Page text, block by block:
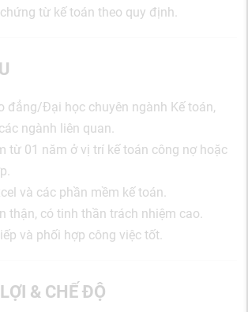
từ kế toán theo quy định.
đẳng/Đại học chuyên ngành Kế toán,
ngành liên quan.
từ 01 năm ở vị trí kế toán công nợ hoặc
và các phần mềm kế toán.
thận, có tinh thần trách nhiệm cao.
và phối hợp công việc tốt.
& CHẾ ĐỘ